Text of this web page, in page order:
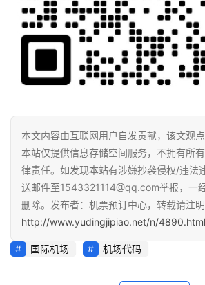
本文内容由互联网用户自发贡献，该文观点
本站仅提供信息存储空间服务，不拥有所
律责任。如发现本站有涉嫌抄袭侵权/违法
送邮件至1543321114@qq.com举报，一
删除。发布者：机票预订中心，转载请注明
http://www.yudingjipiao.net/n/4890.html
国际机场 机场代码